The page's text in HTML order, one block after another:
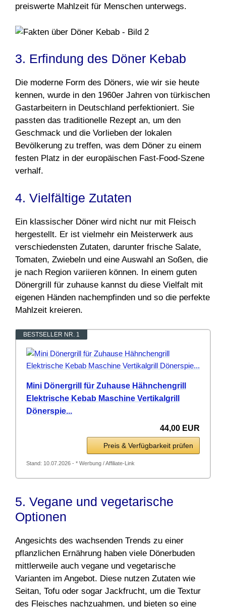
preiswerte Mahlzeit für Menschen unterwegs.
3. Erfindung des Döner Kebab
Die moderne Form des Döners, wie wir sie heute
kennen, wurde in den 1960er Jahren von türkischen
Gastarbeitern in Deutschland perfektioniert. Sie
passten das traditionelle Rezept an, um den
Geschmack und die Vorlieben der lokalen
Bevölkerung zu treffen, was dem Döner zu einem
festen Platz in der europäischen Fast-Food-Szene
verhalf.
4. Vielfältige Zutaten
Ein klassischer Döner wird nicht nur mit Fleisch
hergestellt. Er ist vielmehr ein Meisterwerk aus
verschiedensten Zutaten, darunter frische Salate,
Tomaten, Zwiebeln und eine Auswahl an Soßen, die
je nach Region variieren können. In einem guten
Dönergrill für zuhause kannst du diese Vielfalt mit
eigenen Händen nachempfinden und so die perfekte
Mahlzeit kreieren.
BESTSELLER NR. 1
Mini Dönergrill für Zuhause Hähnchengrill
Elektrische Kebab Maschine Vertikalgrill
Dönerspie...
44,00 EUR
Preis & Verfügbarkeit prüfen
Stand: 10.07.2026 - * Werbung / Affiliate-Link
5. Vegane und vegetarische
Optionen
Angesichts des wachsenden Trends zu einer
pflanzlichen Ernährung haben viele Dönerbuden
mittlerweile auch vegane und vegetarische
Varianten im Angebot. Diese nutzen Zutaten wie
Seitan, Tofu oder sogar Jackfrucht, um die Textur
des Fleisches nachzuahmen, und bieten so eine